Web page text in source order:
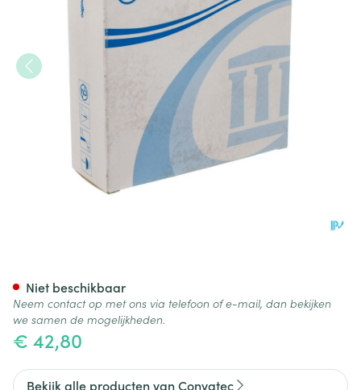
€ 42,80
Niet beschikbaar
Neem contact op met ons via telefoon of e-mail, dan bekijken
we samen de mogelijkheden.
Bekijk alle producten van Convatec